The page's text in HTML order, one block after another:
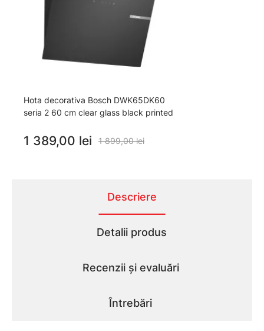
Hota decorativa Bosch DWK65DK60
seria 2 60 cm clear glass black printed
1 389,00 lei 1 899,00 lei
Descriere
Detalii produs
Recenzii și evaluări
Întrebări